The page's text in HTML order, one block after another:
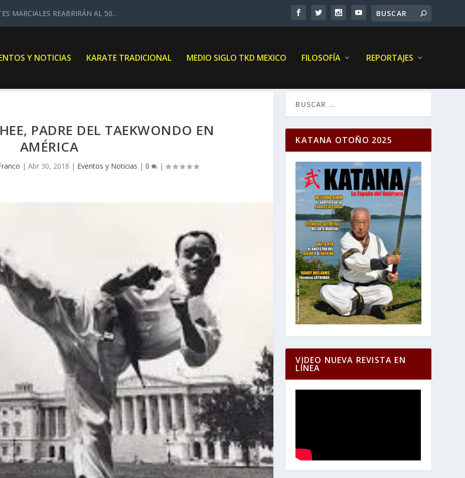
MARCIALES REABRIRÁN AL 50...
Y NOTICIAS KARATE TRADICIONAL MEDIO SIGLO TKD MEXICO FILOSOFÍA REPORTAJES
PADRE DEL TAEKWONDO EN
AMÉRICA
|Abr 30, 2018 | Eventos y Noticias |0 |
KATANA OTOÑO 2025
VIDEO NUEVA REVISTA EN
LÍNEA